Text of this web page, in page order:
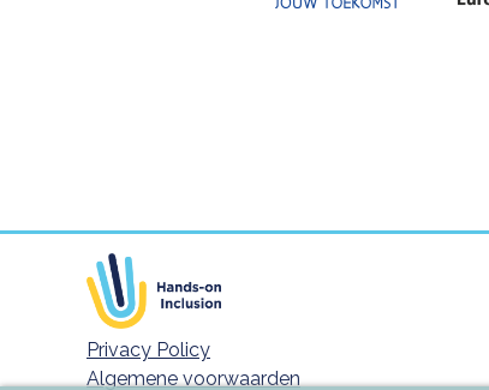
Footer meta navigatie
Privacy Policy
Algemene voorwaarden